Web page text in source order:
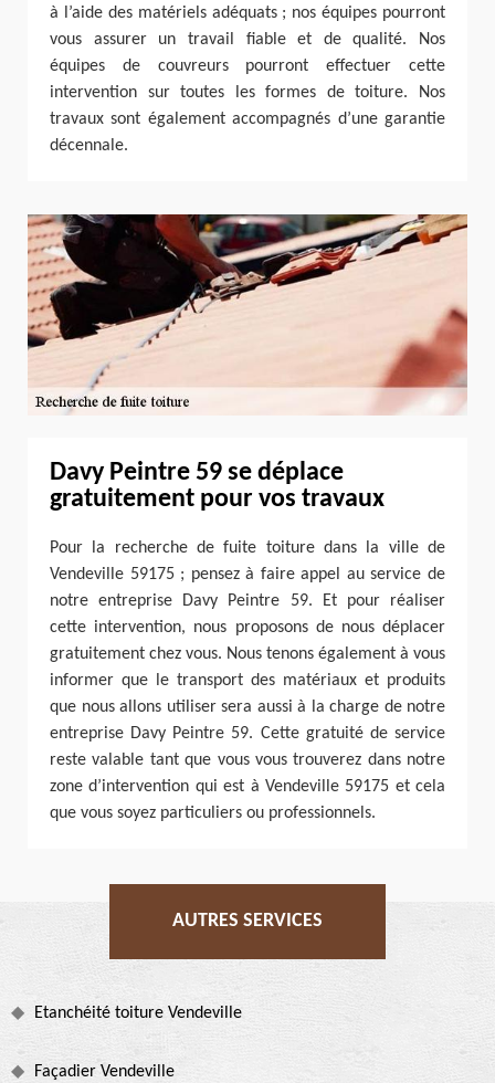
à l’aide des matériels adéquats ; nos équipes pourront
vous assurer un travail fiable et de qualité. Nos
équipes de couvreurs pourront effectuer cette
intervention sur toutes les formes de toiture. Nos
travaux sont également accompagnés d’une garantie
décennale.
Davy Peintre 59 se déplace
gratuitement pour vos travaux
Pour la recherche de fuite toiture dans la ville de
Vendeville 59175 ; pensez à faire appel au service de
notre entreprise Davy Peintre 59. Et pour réaliser
cette intervention, nous proposons de nous déplacer
gratuitement chez vous. Nous tenons également à vous
informer que le transport des matériaux et produits
que nous allons utiliser sera aussi à la charge de notre
entreprise Davy Peintre 59. Cette gratuité de service
reste valable tant que vous vous trouverez dans notre
zone d’intervention qui est à Vendeville 59175 et cela
que vous soyez particuliers ou professionnels.
AUTRES SERVICES
Etanchéité toiture Vendeville
Façadier Vendeville